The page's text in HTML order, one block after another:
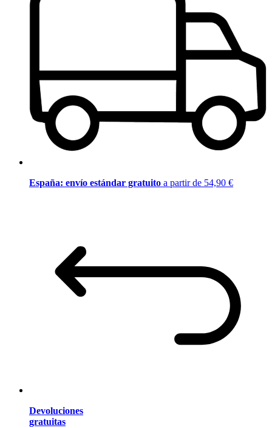
España: envío estándar gratuito a partir de 54,90 €
Devoluciones
gratuitas